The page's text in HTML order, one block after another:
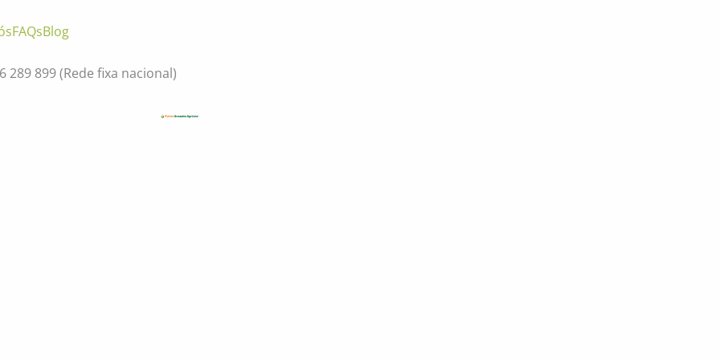
FAQsBlog
289 899(Rede fixa nacional)